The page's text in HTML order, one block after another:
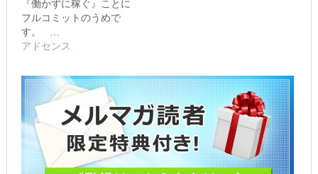
ウ
で
開
き
ま
す)
ウ
ィ
ン
ま
す)
『働かずに稼ぐ』ことに
フルコミットのうめで
す。 …
アドセンス